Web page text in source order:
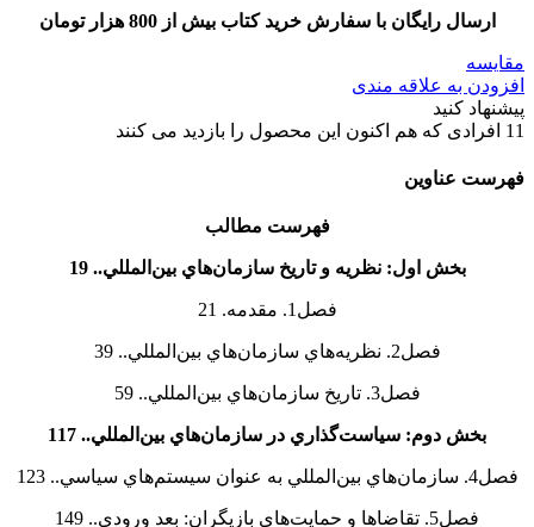
ارسال رایگان با سفارش خرید کتاب بیش از 800 هزار تومان
مقایسه
افزودن به علاقه مندی
پیشنهاد کنید
11 افرادی که هم اکنون این محصول را بازدید می کنند
فهرست عناوین
فهرست مطالب
بخش اول: نظريه و تاريخ سازمان‌هاي بين‌المللي..
19
فصل1. مقدمه. 21
فصل2. نظريه‌هاي سازمان‌هاي بين‌المللي.. 39
فصل3. تاريخ سازمان‌هاي بين‌المللي.. 59
بخش دوم: سياست‌گذاري در سازمان‌هاي بين‌المللي.. 117
فصل4. سازمان‌هاي بين‌المللي به عنوان سيستم‌هاي سياسي.. 123
فصل5. تقاضاها و حمايت‌هاي بازيگران: بعد ورودي.. 149